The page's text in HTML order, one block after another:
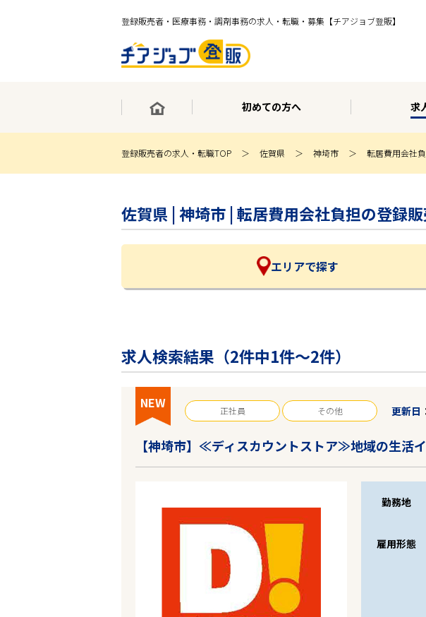
登録販売者・医療事務・調剤事務の求人・転職・募集【チアジョブ登販】
初めての方へ 求
登録販売者の求人・転職TOP 佐賀県 神埼市 転居費用会社
佐賀県 | 神埼市 | 転居費用会社負担の登録
エリアで探す
求人検索結果（2件中1件～2件）
NEW 正社員 その他 更新日
【神埼市】≪ディスカウントストア≫地域の生活
勤務地
雇用形態